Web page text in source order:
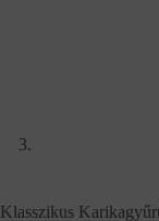
Klasszikus